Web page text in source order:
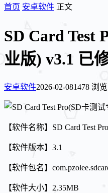
首页 安卓软件 正文
SD Card Test
业版) v3.1 已
安卓软件2026-02-081478 浏览
【软件名称】SD Card Test Pro
【软件版本】3.1
【软件包名】
【软件大小】2.35MB